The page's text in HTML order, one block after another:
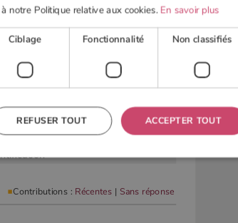
À GRANULÉS ACTUALITÉS OUTILS
Contributions : Récentes | Sans réponse
notre Politique relative aux cookies.En savoir plus
Ciblage Fonctionnalité Non classifiés
ACCEPTER TOUT
REFUSER TOUT
sans les cookies strictement nécessaires.